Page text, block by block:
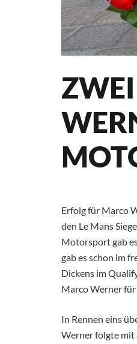
Erfolg für Marco
den Le Mans
Motorsport gab
gab es schon im
Dickens im
Marco Werner
In Rennen eins
Werner folgte mit